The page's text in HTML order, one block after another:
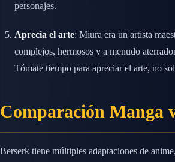
personajes.
Aprecia el arte: Miura era un artista
complejos, hermosos y a menudo
Tómate tiempo para apreciar el arte, no
Comparación Manga
Berserk tiene múltiples adaptaciones de